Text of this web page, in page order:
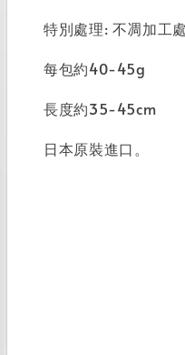
特別處理: 不凋加工
每包約40-45g
長度約35-45cm
日本原裝進口。